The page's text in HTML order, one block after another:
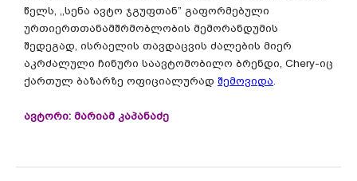
წელს, ,,სენა ავტო ჯგუფთან” გაფორმებული
ურთიერთთანამშრმობლობის მემორანდუმის
შედეგად, ისრაელის თავდაცვის ძალების მიერ
აკრძალული ჩინური საავტომობილო ბრენდი, Chery-იც
ქართულ ბაზარზე ოფიციალურად შემოვიდა
ავტორი: მარიამ კაპანაძე